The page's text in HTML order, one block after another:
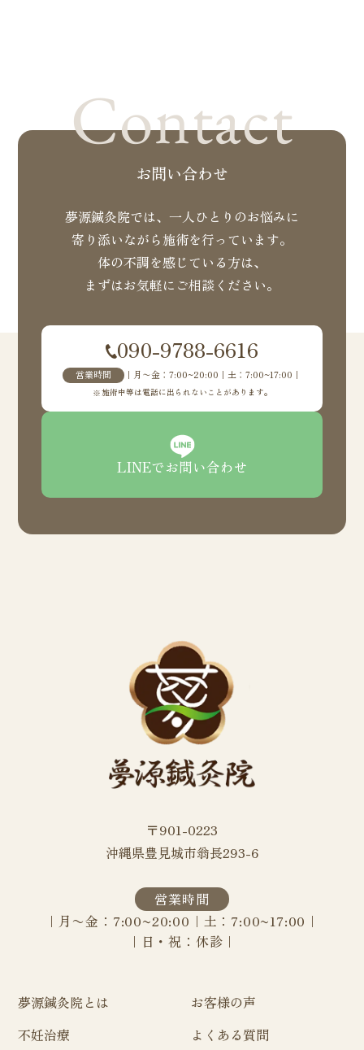
Contact
お問い合わせ
夢源鍼灸院では、一人ひとりのお悩みに
寄り添いながら施術を行っています。
体の不調を感じている方は、
まずはお気軽にご相談ください。
090-9788-6616
営業時間 ｜月〜金：7:00~20:00｜土：7:00~17:00｜
施術中等は電話に出られないことがあります。
LINEでお問い合わせ
〒901-0223
沖縄県豊見城市翁長293-6
営業時間
｜月〜金：7:00~20:00｜土：7:00~17:00｜
｜ 日・祝：休診｜
夢源鍼灸院とは
不妊治療
お客様の声
よくある質問